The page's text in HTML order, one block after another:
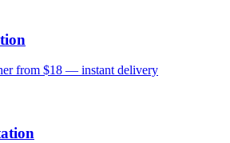
from $18 — instant delivery